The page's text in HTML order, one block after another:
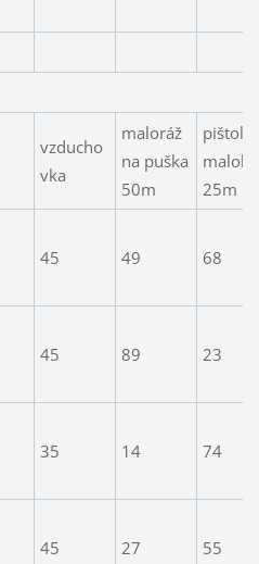
vzducho
vka
maloráž
na puška
50m
pištoľ
25m
45 49 68
45 89 23
35 14 74
45 27 55